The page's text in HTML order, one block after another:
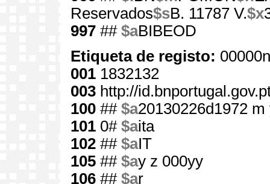
Reservados$sB. 11787 V.$x
997 ## $aBIBEOD
Etiqueta de registo:
001 1832132
003 http://
100 ## $a20130226d1972
101 0# $aita
102 ## $aIT
105 ## $ay z 000yy
106 ## $ar